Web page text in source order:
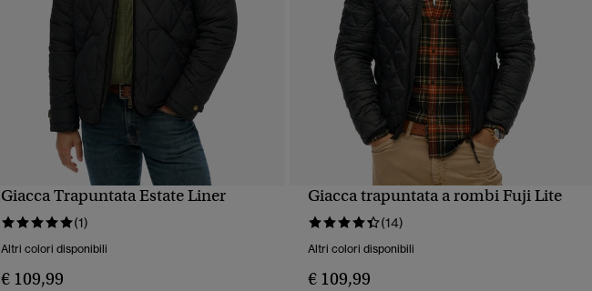
VISUALIZZAZIONE RAPIDA
Giacca Trapuntata Estate Liner
(1)
Altri colori disponibili
€ 109,99
VISUALIZZAZIONE RAPIDA
Giacca trapuntata a rombi Fuji Lite
(14)
Altri colori disponibili
€ 109,99